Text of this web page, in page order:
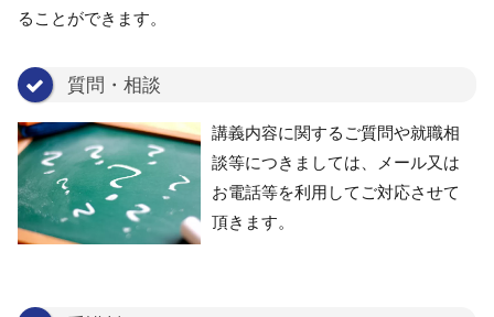
ることができます。
質問・相談
講義内容に関するご質問や就職相
談等につきましては、メール又は
お電話等を利用してご対応させて
頂きます。